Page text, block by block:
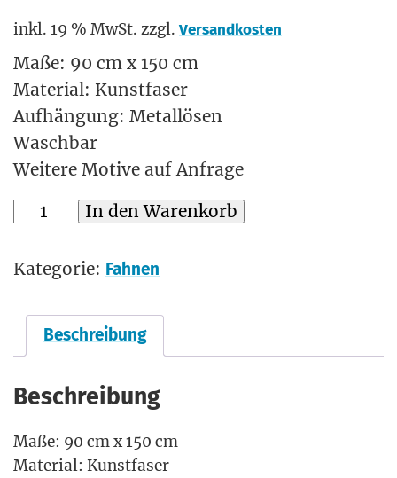
inkl. 19 % MwSt. zzgl. Versandkosten
Maße: 90 cm x 150 cm
Material: Kunstfaser
Aufhängung: Metallösen
Waschbar
Weitere Motive auf Anfrage
In den Warenkorb
Kategorie: Fahnen
Beschreibung
Beschreibung
Maße: 90 cm x 150 cm
Mate­ri­al: Kunstfaser